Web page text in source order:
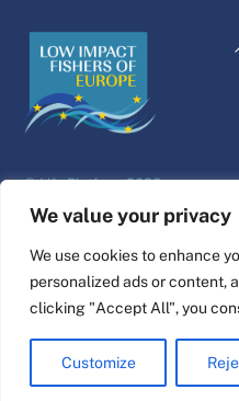
We value your privacy
We use cookies to enhance
personalized ads or content,
clicking "Accept All", you
Customize
©Life Platform2026
Website design & build by
Connect